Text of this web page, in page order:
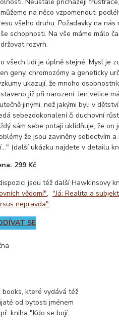
Neustále přicházejí
na něco vzpomenout,
všeho druhu. Požadavky na nás
schopnosti. Na vše máme málo
rozvrh.
všech lidí je úplně stejné. Mysl je
geny, chromozómy a geneticky
ukazují, že mnoho
již při narození. Jen velice
jinými, než jakými byli v
sebezdokonalení či duchovní
sám sebe potají uklidňuje, že on
že jsou zaviněny sobectvím
(další ukázku najdete v detailu
299 Kč
jsou též další Hawkinsovy
vědomí","Já: Realita a
nepravda".
SE
které vydává též
od bytosti jménem
kniha "Kdo se bojí